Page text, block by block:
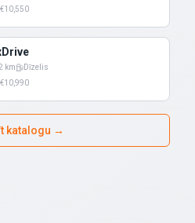
€10,550
km Dīzelis
€10,990
katalogu →